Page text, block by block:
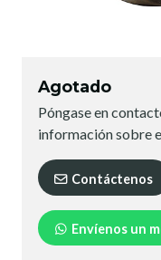
Agotado
Póngase en
información sobre
Contáctenos
Envíenos un